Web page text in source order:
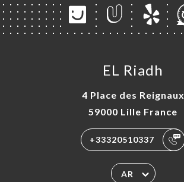
EL Riadh
4 Place des Reignaux
59000 Lille France
+33320510337
AR